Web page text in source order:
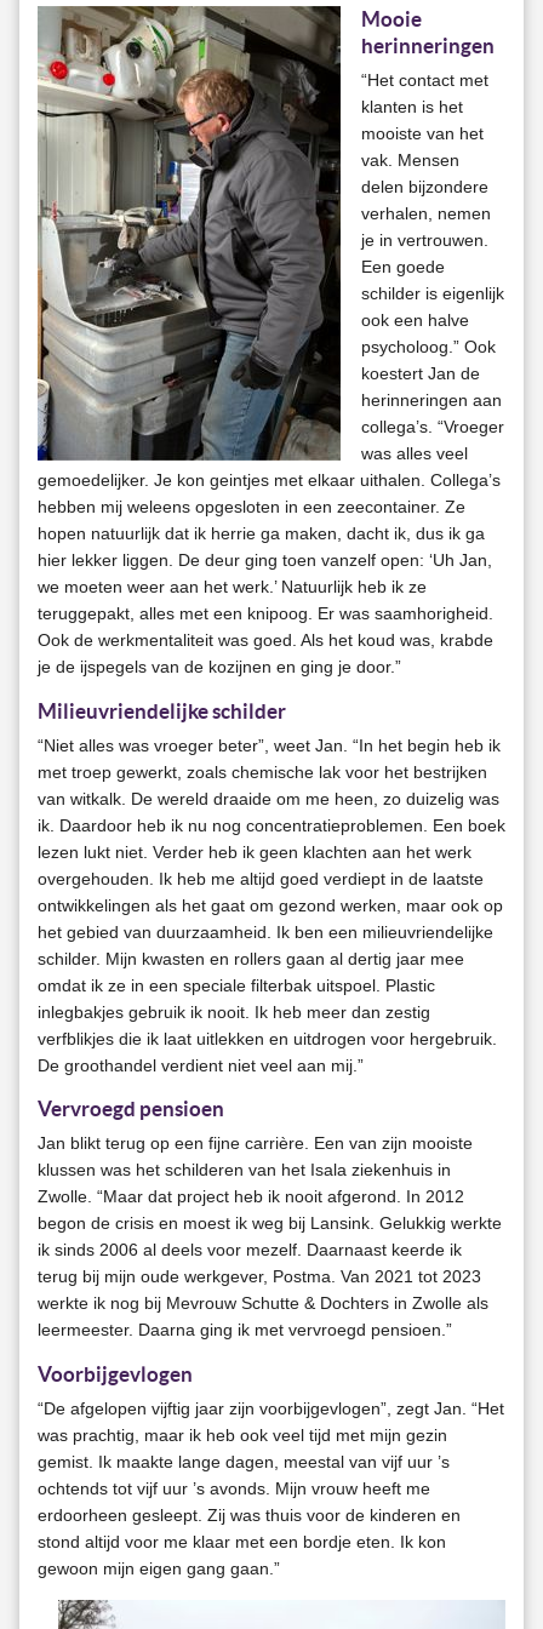
Mooie
herinneringen
“Het contact met
klanten is het
mooiste van het
vak. Mensen
delen bijzondere
verhalen, nemen
je in vertrouwen.
Een goede
schilder is eigenlijk
ook een halve
psycholoog.” Ook
koestert Jan de
herinneringen aan
collega’s. “Vroeger
was alles veel
gemoedelijker. Je kon geintjes met elkaar uithalen. Collega’s
hebben mij weleens opgesloten in een zeecontainer. Ze
hopen natuurlijk dat ik herrie ga maken, dacht ik, dus ik ga
hier lekker liggen. De deur ging toen vanzelf open: ‘Uh Jan,
we moeten weer aan het werk.’ Natuurlijk heb ik ze
teruggepakt, alles met een knipoog. Er was saamhorigheid.
Ook de werkmentaliteit was goed. Als het koud was, krabde
je de ijspegels van de kozijnen en ging je door.”
Milieuvriendelijke schilder
“Niet alles was vroeger beter”, weet Jan. “In het begin heb ik
met troep gewerkt, zoals chemische lak voor het bestrijken
van witkalk. De wereld draaide om me heen, zo duizelig was
ik. Daardoor heb ik nu nog concentratieproblemen. Een boek
lezen lukt niet. Verder heb ik geen klachten aan het werk
overgehouden. Ik heb me altijd goed verdiept in de laatste
ontwikkelingen als het gaat om gezond werken, maar ook op
het gebied van duurzaamheid. Ik ben een milieuvriendelijke
schilder. Mijn kwasten en rollers gaan al dertig jaar mee
omdat ik ze in een speciale filterbak uitspoel. Plastic
inlegbakjes gebruik ik nooit. Ik heb meer dan zestig
verfblikjes die ik laat uitlekken en uitdrogen voor hergebruik.
De groothandel verdient niet veel aan mij.”
Vervroegd pensioen
Jan blikt terug op een fijne carrière. Een van zijn mooiste
klussen was het schilderen van het Isala ziekenhuis in
Zwolle. “Maar dat project heb ik nooit afgerond. In 2012
begon de crisis en moest ik weg bij Lansink. Gelukkig werkte
ik sinds 2006 al deels voor mezelf. Daarnaast keerde ik
terug bij mijn oude werkgever, Postma. Van 2021 tot 2023
werkte ik nog bij Mevrouw Schutte & Dochters in Zwolle als
leermeester. Daarna ging ik met vervroegd pensioen.”
Voorbijgevlogen
“De afgelopen vijftig jaar zijn voorbijgevlogen”, zegt Jan. “Het
was prachtig, maar ik heb ook veel tijd met mijn gezin
gemist. Ik maakte lange dagen, meestal van vijf uur ’s
ochtends tot vijf uur ’s avonds. Mijn vrouw heeft me
erdoorheen gesleept. Zij was thuis voor de kinderen en
stond altijd voor me klaar met een bordje eten. Ik kon
gewoon mijn eigen gang gaan.”